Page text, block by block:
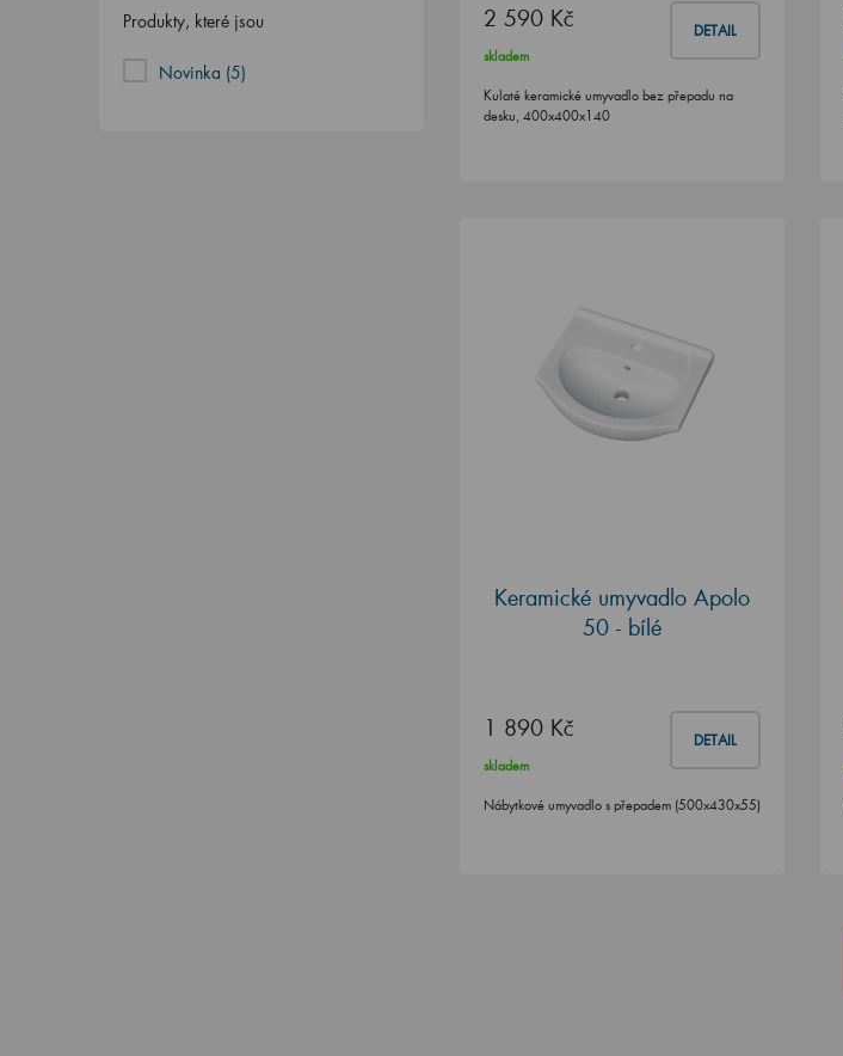
Produkty, které jsou
Novinka (5)
2 590 Kč DETAIL
skladem
Kulaté keramické umyvadlo bez přepadu na
desku, 400x400x140
Keramické umyvadlo Apolo
50 - bílé
1 890 Kč DETAIL
skladem
Nábytkové umyvadlo s přepadem (500x430x55)